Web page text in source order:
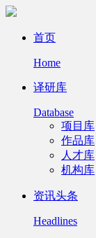
首页
Home
译研库
Database
项目库
作品库
人才库
机构库
资讯头条
Headlines